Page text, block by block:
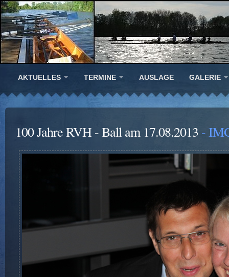
AKTUELLES TERMINE AUSLAGE GALERIE
100 Jahre RVH - Ball am 17.08.2013 -